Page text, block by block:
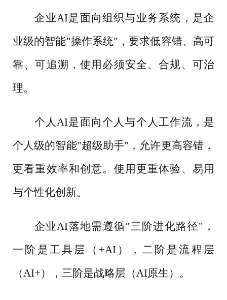
企业AI是面向组织与业务系统，是企
业级的智能"操作系统"，要求低容错、高可
靠、可追溯，使用必须安全、合规、可治
理。
个人AI是面向个人与个人工作流，是
个人级的智能"超级助手"，允许更高容错，
更看重效率和创意。使用更重体验、易用
与个性化创新。
企业AI落地需遵循"三阶进化路径"，
一阶是工具层（+AI），二阶是流程层
（AI+），三阶是战略层（AI原生）。